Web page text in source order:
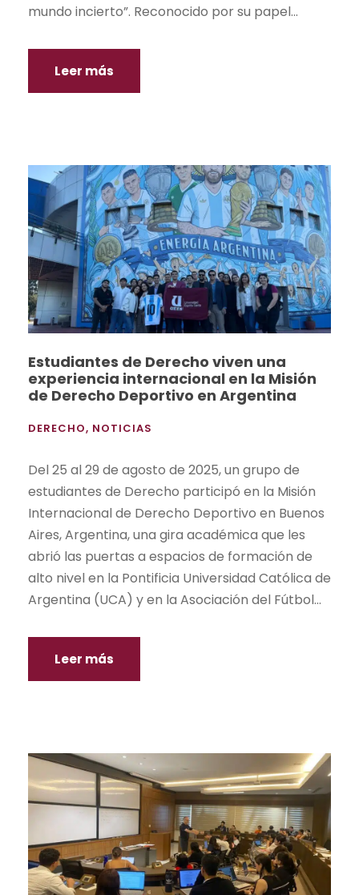
mundo incierto”. Reconocido por su papel...
Leer más
Estudiantes de Derecho viven una
experiencia internacional en la Misión
de Derecho Deportivo en Argentina
DERECHO, NOTICIAS
Del 25 al 29 de agosto de 2025, un grupo de
estudiantes de Derecho participó en la Misión
Internacional de Derecho Deportivo en Buenos
Aires, Argentina, una gira académica que les
abrió las puertas a espacios de formación de
alto nivel en la Pontificia Universidad Católica de
Argentina (UCA) y en la Asociación del Fútbol...
Leer más